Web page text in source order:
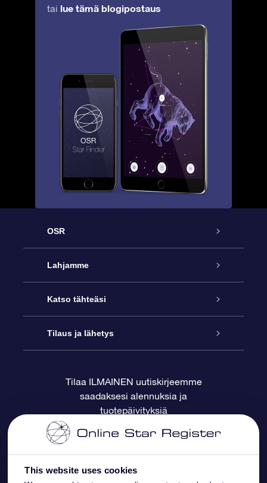
This website uses cookies
tai lue tämä blogipostaus
OSR
Palvelu
Ota meihin yhteyttä
Blogi
Arvostelut
Lahjamme
Online Star -lahja
OSR-lahjapakkaus
OSR-lahjakortti
Yrityslahjat
Katso tähteäsi
Star Register
Henkilökohtainen Tähtisivu
One Million Stars
OSR -tähden tallennus
Tilaus ja lähetys
Maksutiedot
Toimitustiedot
Palautuskäytäntö
Tilaa ILMAINEN uutiskirjeemme
saadaksesi alennuksia ja
tuotepäivityksiä